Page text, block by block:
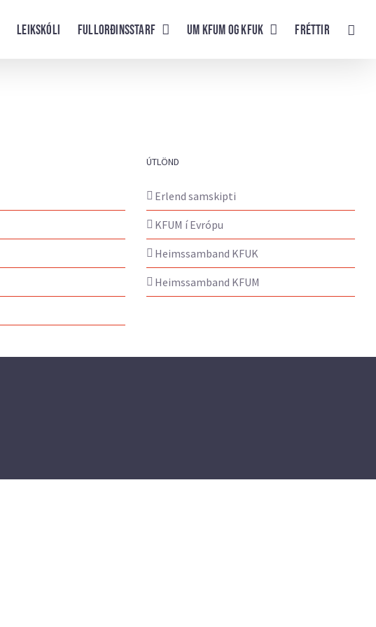
Leikskóli Fullorðinsstarf UM KFUM og KFUK Fréttir
ÚTLÖND
Erlend samskipti
KFUM í Evrópu
Heimssamband KFUK
Heimssamband KFUM